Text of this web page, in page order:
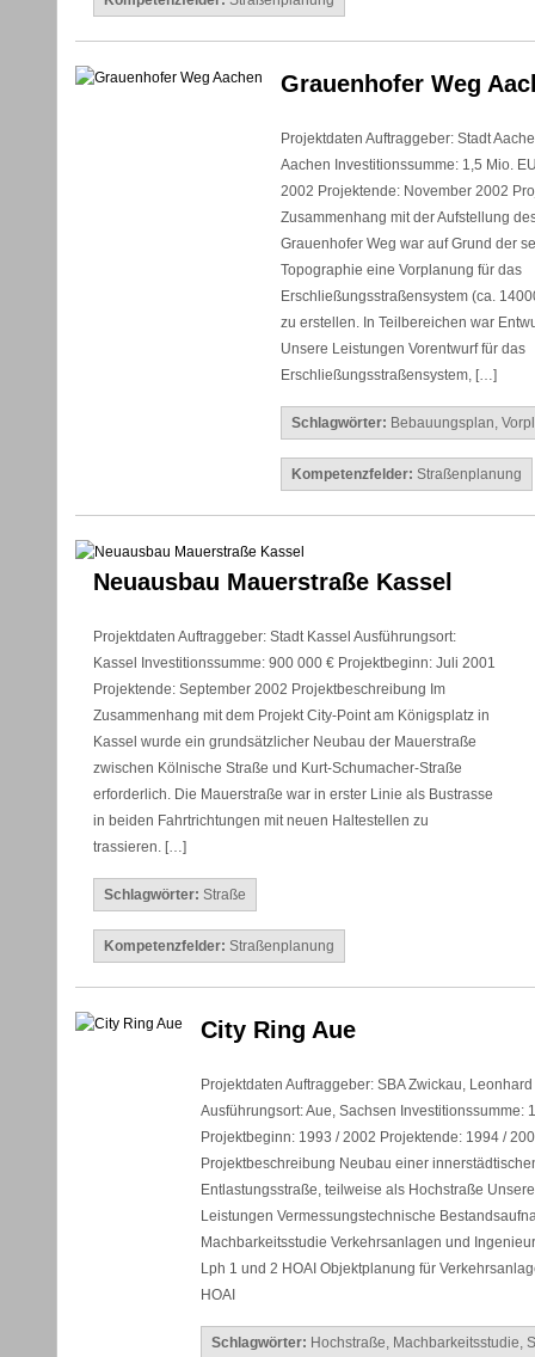
Grauenhofer Weg
Projektdaten Auftraggeber: Stadt
Aachen Investitionssumme: 1,5 Mio.
2002 Projektende: November 2002
Zusammenhang mit der Aufstellung
Grauenhofer Weg war auf Grund der
Topographie eine Vorplanung für das
Erschließungsstraßensystem (ca.
zu erstellen. In Teilbereichen war
Unsere Leistungen Vorentwurf für das
Erschließungsstraßensystem, […]
Schlagwörter: Bebauungsplan,
Kompetenzfelder: Straßenplanung
Neuausbau Mauerstraße Kassel
Projektdaten Auftraggeber: Stadt Kassel Ausführungsort:
Kassel Investitionssumme: 900 000 € Projektbeginn: Juli 2001
Projektende: September 2002 Projektbeschreibung Im
Zusammenhang mit dem Projekt City-Point am Königsplatz in
Kassel wurde ein grundsätzlicher Neubau der Mauerstraße
zwischen Kölnische Straße und Kurt-Schumacher-Straße
erforderlich. Die Mauerstraße war in erster Linie als Bustrasse
in beiden Fahrtrichtungen mit neuen Haltestellen zu
trassieren. […]
Schlagwörter: Straße
Kompetenzfelder: Straßenplanung
City Ring Aue
Projektdaten Auftraggeber: SBA Zwickau,
Ausführungsort: Aue, Sachsen Investitionssumme:
Projektbeginn: 1993 / 2002 Projektende: 1994 /
Projektbeschreibung Neubau einer
Entlastungsstraße, teilweise als Hochstraße Unsere
Leistungen Vermessungstechnische
Machbarkeitsstudie Verkehrsanlagen und
Lph 1 und 2 HOAI Objektplanung für
HOAI
Schlagwörter: Hochstraße, Machbarkeitsstudie,